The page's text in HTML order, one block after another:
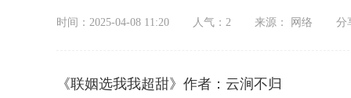
时间：2025-04-08 11:20 人气： 2 来源： 网络 分
《联姻选我我超甜》作者：云涧不归